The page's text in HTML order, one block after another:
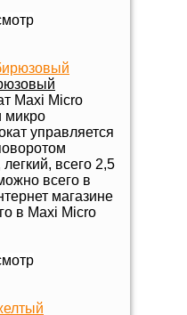
Maxi Micro
микро
управляется
всего 2,5
всего в
магазине
в Maxi Micro